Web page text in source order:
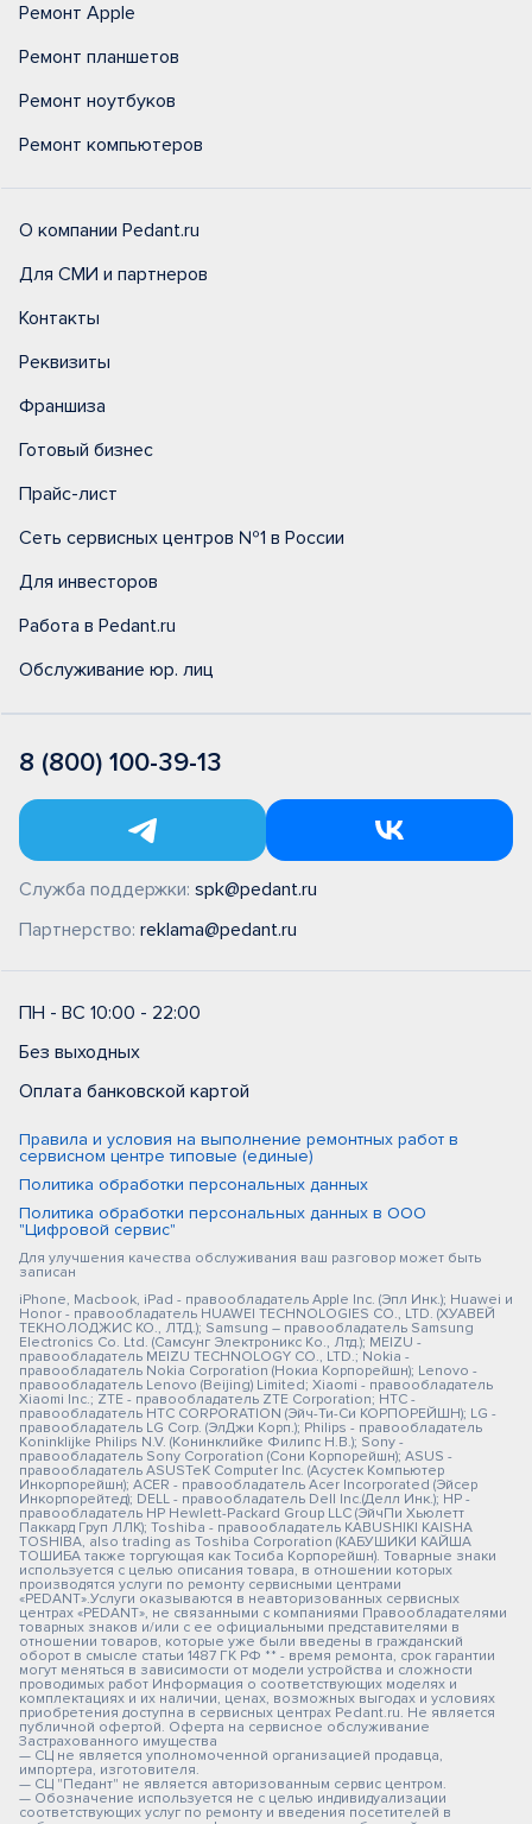
Ремонт Apple
Ремонт планшетов
Ремонт ноутбуков
Ремонт компьютеров
О компании Pedant.ru
Для СМИ и партнеров
Контакты
Реквизиты
Франшиза
Готовый бизнес
Прайс-лист
Сеть сервисных центров №1 в России
Для инвесторов
Работа в Pedant.ru
Обслуживание юр. лиц
8 (800) 100-39-13
Служба поддержки: spk@pedant.ru
Партнерство: reklama@pedant.ru
ПН - ВС 10:00 - 22:00
Без выходных
Оплата банковской картой
Правила и условия на выполнение ремонтных работ в
сервисном центре типовые (единые)
Политика обработки персональных данных
Политика обработки персональных данных в ООО
"Цифровой сервис"
Для улучшения качества обслуживания ваш разговор может быть
записан
iPhone, Macbook, iPad - правообладатель Apple Inc. (Эпл Инк.); Huawei и
Honor - правообладатель HUAWEI TECHNOLOGIES CO., LTD. (ХУАВЕЙ
ТЕКНОЛОДЖИС КО., ЛТД.); Samsung – правообладатель Samsung
Electronics Co. Ltd. (Самсунг Электроникс Ко., Лтд.); MEIZU -
правообладатель MEIZU TECHNOLOGY CO., LTD.; Nokia -
правообладатель Nokia Corporation (Нокиа Корпорейшн); Lenovo -
правообладатель Lenovo (Beijing) Limited; Xiaomi - правообладатель
Xiaomi Inc.; ZTE - правообладатель ZTE Corporation; HTC -
правообладатель HTC CORPORATION (Эйч-Ти-Си КОРПОРЕЙШН); LG -
правообладатель LG Corp. (ЭлДжи Корп.); Philips - правообладатель
Koninklijke Philips N.V. (Конинклийке Филипс Н.В.); Sony -
правообладатель Sony Corporation (Сони Корпорейшн); ASUS -
правообладатель ASUSTeK Computer Inc. (Асустек Компьютер
Инкорпорейшн); ACER - правообладатель Acer Incorporated (Эйсер
Инкорпорейтед); DELL - правообладатель Dell Inc.(Делл Инк.); HP -
правообладатель HP Hewlett-Packard Group LLC (ЭйчПи Хьюлетт
Паккард Груп ЛЛК); Toshiba - правообладатель KABUSHIKI KAISHA
TOSHIBA, also trading as Toshiba Corporation (КАБУШИКИ КАЙША
ТОШИБА также торгующая как Тосиба Корпорейшн). Товарные знаки
используется с целью описания товара, в отношении которых
производятся услуги по ремонту сервисными центрами
«PEDANT».Услуги оказываются в неавторизованных сервисных
центрах «PEDANT», не связанными с компаниями Правообладателями
товарных знаков и/или с ее официальными представителями в
отношении товаров, которые уже были введены в гражданский
оборот в смысле статьи 1487 ГК РФ ** - время ремонта, срок гарантии
могут меняться в зависимости от модели устройства и сложности
проводимых работ Информация о соответствующих моделях и
комплектациях и их наличии, ценах, возможных выгодах и условиях
приобретения доступна в сервисных центрах Pedant.ru. Не является
публичной офертой. Оферта на сервисное обслуживание
Застрахованного имущества
— СЦ не является уполномоченной организацией продавца,
импортера, изготовителя.
— СЦ "Педант" не является авторизованным сервис центром.
— Обозначение используется не с целью индивидуализации
соответствующих услуг по ремонту и введения посетителей в